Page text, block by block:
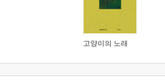
고양이의 노래